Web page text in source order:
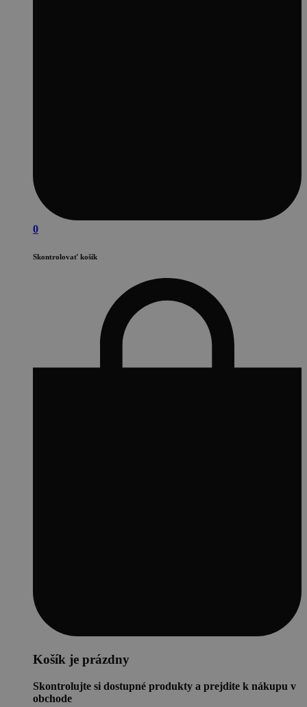
0
Skontrolovať košík
Košík je prázdny
Skontrolujte si dostupné produkty a prejdite k nákupu v
obchode